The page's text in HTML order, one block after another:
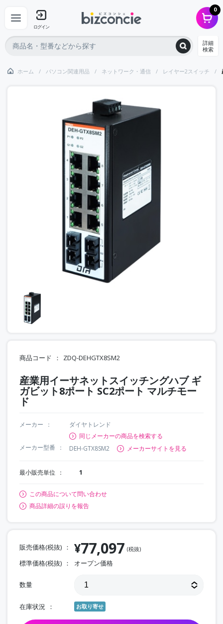
ログイン
0
詳細
検索
ホーム パソコン関連用品 ネットワーク・通信 レイヤー2スイッチ
商品コード ZDQ-DEHGTX8SM2
産業用イーサネットスイッチングハブ ギ
ガビット8ポート SC2ポート マルチモー
ド
メーカー
ダイヤトレンド
同じメーカーの商品を検索する
メーカー型番
DEH-GTX8SM2 メーカーサイトを見る
最小販売単位 1
この商品について問い合わせ
商品詳細の誤りを報告
販売価格(税抜) ¥77,097 (税抜)
標準価格(税抜) オープン価格
数量
在庫状況 お取り寄せ